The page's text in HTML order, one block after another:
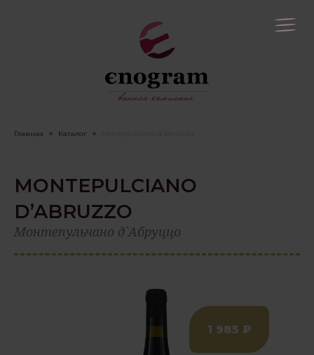
Главная Каталог
MONTEPULCIANO
D’ABRUZZO
Монтепульчано д`Абруццо
1 985 ₽